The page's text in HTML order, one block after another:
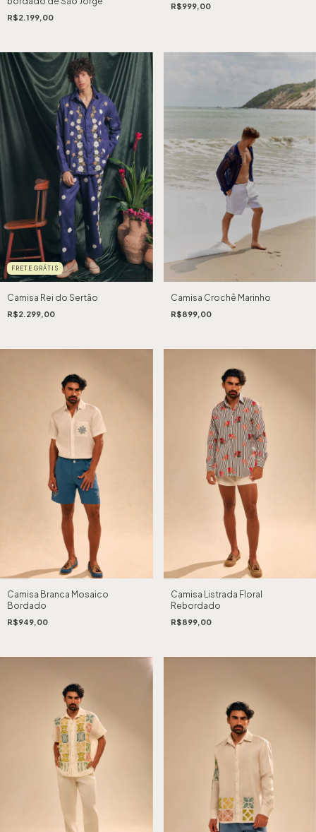
R$2.199,00
R$999,00
FRETE GRÁTIS
Camisa Rei do Sertão
R$2.299,00
Camisa Crochê Marinho
R$899,00
Camisa Branca Mosaico
Bordado
R$949,00
Camisa Listrada Floral
Rebordado
R$899,00